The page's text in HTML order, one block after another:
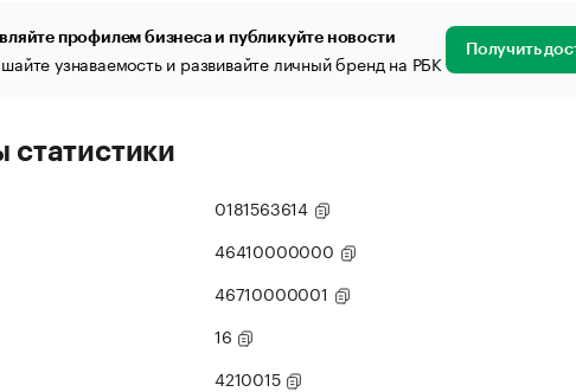
профилем бизнеса и публикуйте новости
узнаваемость и развивайте личный бренд на РБК Получить
статистики
0181563614
46410000000
46710000001
16
4210015